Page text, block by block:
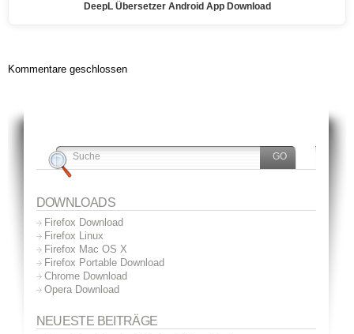
DeepL Übersetzer Android App Download
Kommentare geschlossen
DOWNLOADS
Firefox Download
Firefox Linux
Firefox Mac OS X
Firefox Portable Download
Chrome Download
Opera Download
NEUESTE BEITRÄGE